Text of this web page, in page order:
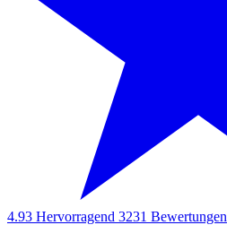
4.93 Hervorragend 3231 Bewertungen